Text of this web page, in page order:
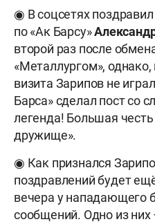
◉ В соцсетях
по «Ак Барсу»
второй раз после
«Металлургом»,
визита Зарипов не
Барса» сделал пост со
легенда! Большая
дружище».
◉ Как признался
поздравлений будет
вечера у нападающего
сообщений. Одно из